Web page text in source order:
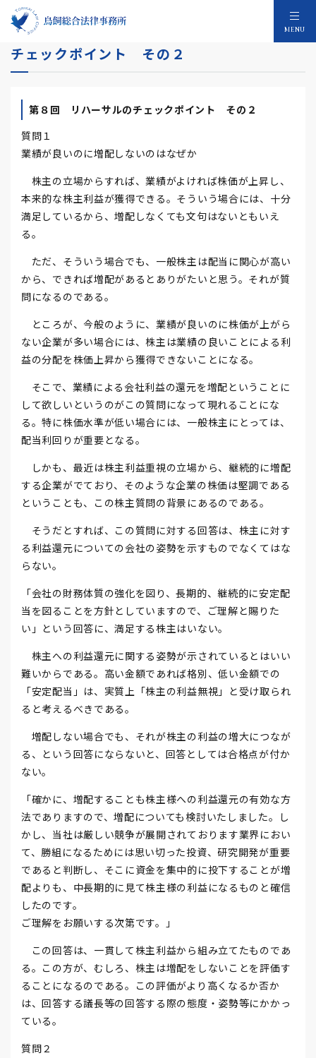
MENU
平成15年株主総会 第８回 リハーサルの
チェックポイント その２
第８回 リハーサルのチェックポイント その２
質問１
業績が良いのに増配しないのはなぜか
株主の立場からすれば、業績がよければ株価が上昇し、
本来的な株主利益が獲得できる。そういう場合には、十分
満足しているから、増配しなくても文句はないともいえ
る。
ただ、そういう場合でも、一般株主は配当に関心が高い
から、できれば増配があるとありがたいと思う。それが質
問になるのである。
ところが、今般のように、業績が良いのに株価が上がら
ない企業が多い場合には、株主は業績の良いことによる利
益の分配を株価上昇から獲得できないことになる。
そこで、業績による会社利益の還元を増配ということに
して欲しいというのがこの質問になって現れることにな
る。特に株価水準が低い場合には、一般株主にとっては、
配当利回りが重要となる。
しかも、最近は株主利益重視の立場から、継続的に増配
する企業がでており、そのような企業の株価は堅調である
ということも、この株主質問の背景にあるのである。
そうだとすれば、この質問に対する回答は、株主に対す
る利益還元についての会社の姿勢を示すものでなくてはな
らない。
「会社の財務体質の強化を図り、長期的、継続的に安定配
当を図ることを方針としていますので、ご理解と賜りた
い」という回答に、満足する株主はいない。
株主への利益還元に関する姿勢が示されているとはいい
難いからである。高い金額であれば格別、低い金額での
「安定配当」は、実質上「株主の利益無視」と受け取られ
ると考えるべきである。
増配しない場合でも、それが株主の利益の増大につなが
る、という回答にならないと、回答としては合格点が付か
ない。
「確かに、増配することも株主様への利益還元の有効な方
法でありますので、増配についても検討いたしました。し
かし、当社は厳しい競争が展開されております業界におい
て、勝組になるためには思い切った投資、研究開発が重要
であると判断し、そこに資金を集中的に投下することが増
配よりも、中長期的に見て株主様の利益になるものと確信
したのです。
ご理解をお願いする次第です。」
この回答は、一貫して株主利益から組み立てたものであ
る。この方が、むしろ、株主は増配をしないことを評価す
ることになるのである。この評価がより高くなるか否か
は、回答する議長等の回答する際の態度・姿勢等にかかっ
ている。
質問２